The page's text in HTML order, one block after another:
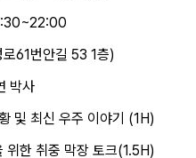
61번안길 53 1층)
박사
및 최신 우주 이야기 (1H)
위한 취중 막장 토크(1.5H)